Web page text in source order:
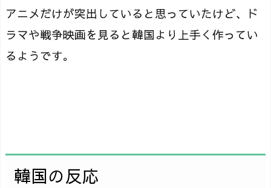
アニメだけが突出していると思っていたけど、ド
ラマや戦争映画を見ると韓国より上手く作ってい
るようです。
韓国の反応